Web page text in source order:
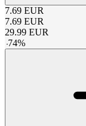
7.69 EUR
7.69 EUR
29.99 EUR
-74%